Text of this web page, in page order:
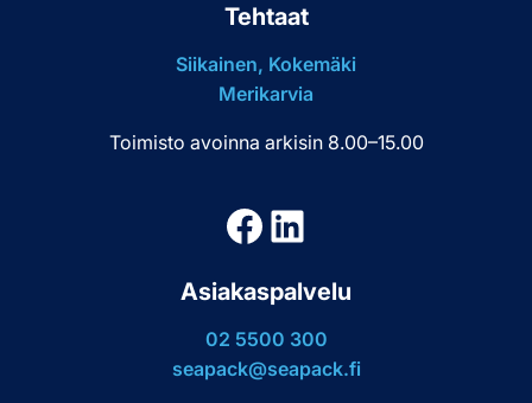
Tehtaat
Siikainen, Kokemäki
Merikarvia
Toimisto avoinna arkisin 8.00–15.00
Facebook
LinkedIn
Asiakaspalvelu
02 5500 300
seapack@seapack.fi